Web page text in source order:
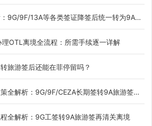
等各类签证降签后统一转为9A旅游签，附OTL离境令深度解读
OTL离境全流程：所需手续逐一详解
旅游签后还能在菲停留吗？
9G/9F/CEZA长期签转9A旅游签，合规离境必办的"最后一公里"
全解析：9G工签转9A旅游签再清关离境